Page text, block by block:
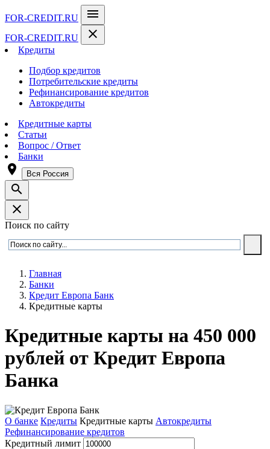
FOR-CREDIT.RU menu
FOR-CREDIT.RU close
Кредиты
Подбор кредитов
Потребительские кредиты
Рефинансирование кредитов
Автокредиты
Кредитные карты
Статьи
Вопрос / Ответ
Банки
room Вся Россия
search
close
Поиск по сайту
Главная
Банки
Кредит Европа Банк
Кредитные карты
Кредитные карты на 450 000
рублей от Кредит Европа
Банка
О банке Кредиты Кредитные карты Автокредиты
Рефинансирование кредитов
Кредитный лимит